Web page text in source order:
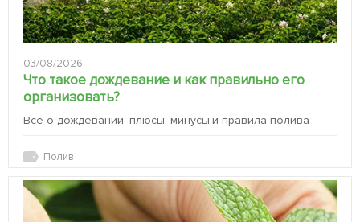
03/08/2026
Что такое дождевание и как правильно его
организовать?
Все о дождевании: плюсы, минусы и правила полива
Полив